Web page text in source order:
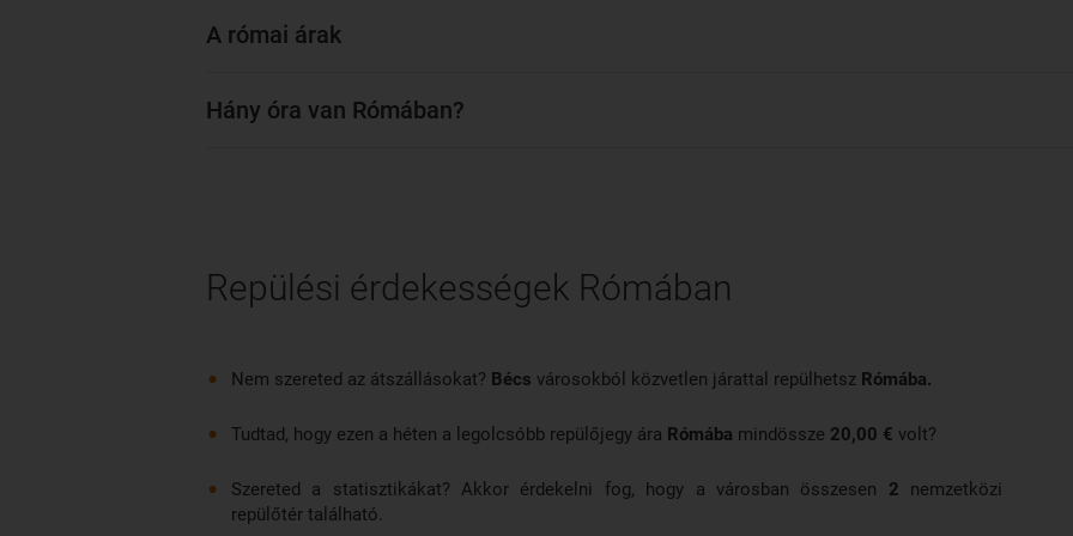
A római árak
Hány óra van Rómában?
Repülési érdekességek Rómában
Nem szereted az átszállásokat? Bécs városokból közvetlen járattal repülhetsz Rómába.
Tudtad, hogy ezen a héten a legolcsóbb repülőjegy ára Rómába mindössze 20,00 € volt?
Szereted a statisztikákat? Akkor érdekelni fog, hogy a városban összesen 2 nemzetközi
repülőtér található.